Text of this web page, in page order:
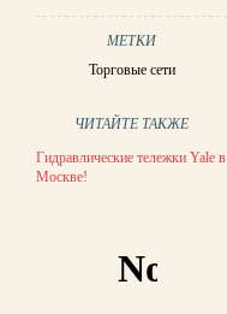
МЕТКИ
Торговые сети
ЧИТАЙТЕ ТАКЖЕ
Гидравлические тележки Yale в
Москве!